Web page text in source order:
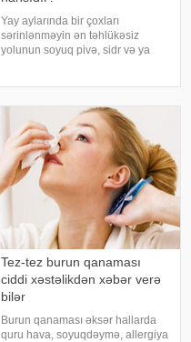
Yay aylarında bir çoxları
sərinlənməyin ən təhlükəsiz
yolunun soyuq pivə, sidr və ya
az alkoqollu içkilər çox vaxt
zərərsi
Tez-tez burun qanaması
ciddi xəstəlikdən xəbər verə
bilər
Burun qanaması əksər hallarda
quru hava, soyuqdəymə, allergiya